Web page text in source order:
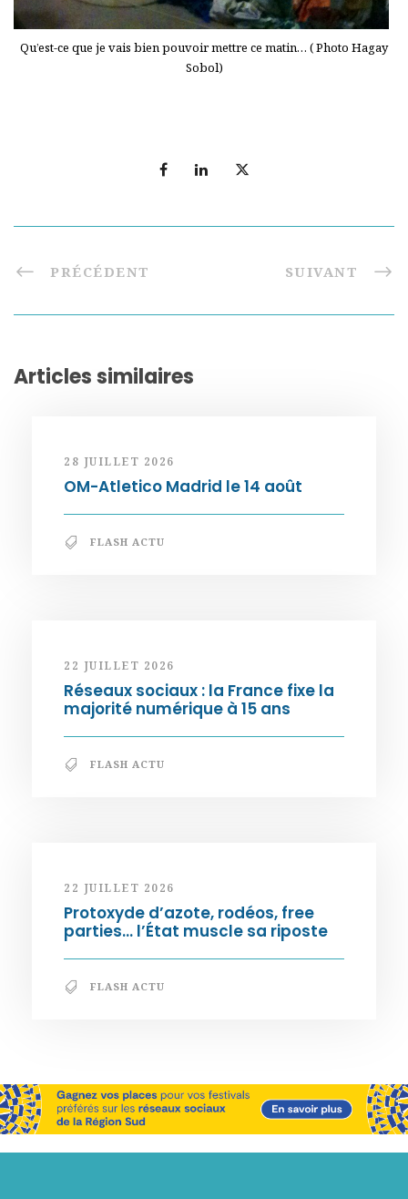
Qu’est-ce que je vais bien pouvoir mettre ce matin… ( Photo Hagay
Sobol)
PRÉCÉDENT SUIVANT
Articles similaires
28 JUILLET 2026
OM-Atletico Madrid le 14 août
FLASH ACTU
22 JUILLET 2026
Réseaux sociaux : la France fixe la
majorité numérique à 15 ans
FLASH ACTU
22 JUILLET 2026
Protoxyde d’azote, rodéos, free
parties… l’État muscle sa riposte
FLASH ACTU